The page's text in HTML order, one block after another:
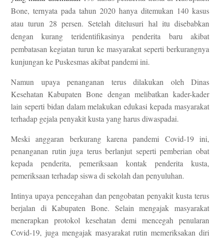
Bone, ternyata pada tahun 2020 hanya ditemukan 140 kasus
atau turun 28 persen. Setelah ditelusuri hal itu disebabkan
dengan kurang teridentifikasinya penderita baru akibat
pembatasan kegiatan turun ke masyarakat seperti berkurangnya
kunjungan ke Puskesmas akibat pandemi ini.
Namun upaya penanganan terus dilakukan oleh Dinas
Kesehatan Kabupaten Bone dengan melibatkan kader-kader
lain seperti bidan dalam melakukan edukasi kepada masyarakat
terhadap gejala penyakit kusta yang harus diwaspadai.
Meski anggaran berkurang karena pandemi Covid-19 ini,
penanganan rutin juga terus berlanjut seperti pemberian obat
kepada penderita, pemeriksaan kontak penderita kusta,
pemeriksaan terhadap siswa di sekolah dan penyuluhan.
Intinya upaya pencegahan dan pengobatan penyakit kusta terus
berjalan di Kabupaten Bone. Selain mengajak masyarakat
menerapkan protokol kesehatan demi mencegah penularan
Covid-19, juga mengajak masyarakat rutin memeriksakan diri